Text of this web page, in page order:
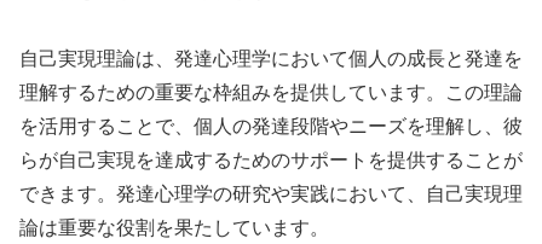
自己実現理論は、発達心理学において個人の成長と発達を
理解するための重要な枠組みを提供しています。この理論
を活用することで、個人の発達段階やニーズを理解し、彼
らが自己実現を達成するためのサポートを提供することが
できます。発達心理学の研究や実践において、自己実現理
論は重要な役割を果たしています。